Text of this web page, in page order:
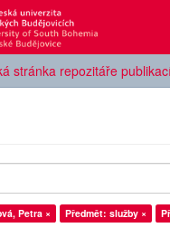
stránka repozitáře
Petra × Předmět: služby ×